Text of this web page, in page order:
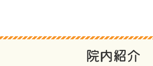
院内紹介